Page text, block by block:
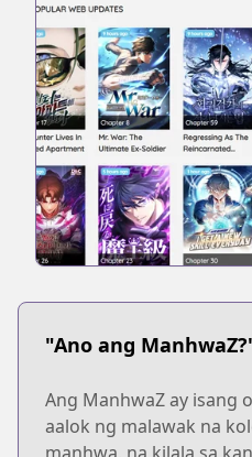
"Ano ang
Ang ManhwaZ ay isang
aalok ng malawak na